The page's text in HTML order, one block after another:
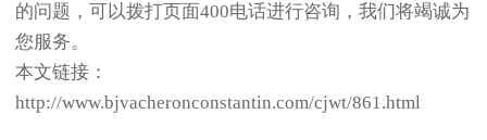
的问题，可以拨打页面400电话进行咨询，我们将竭诚为
您服务。
本文链接：
http://www.bjvacheronconstantin.com/cjwt/861.html